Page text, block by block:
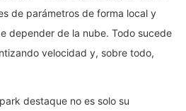
de parámetros de forma local y
depender de la nube. Todo sucede
velocidad y, sobre todo,
destaque no es solo su